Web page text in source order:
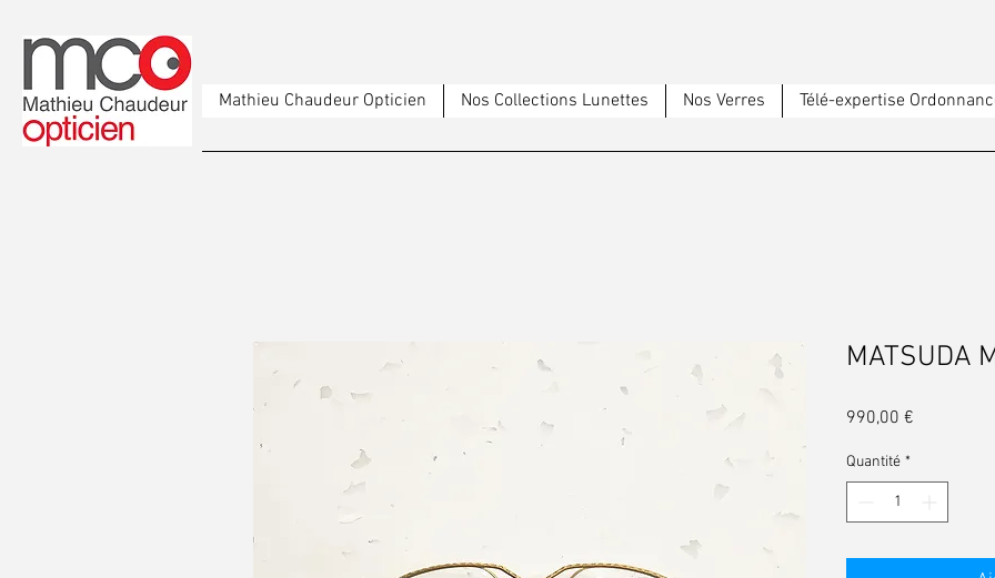
Mathieu Chaudeur Opticien Nos Collections Lunettes Nos Verres Télé-expertise
MATSUDA
990,00 €
Quantité *